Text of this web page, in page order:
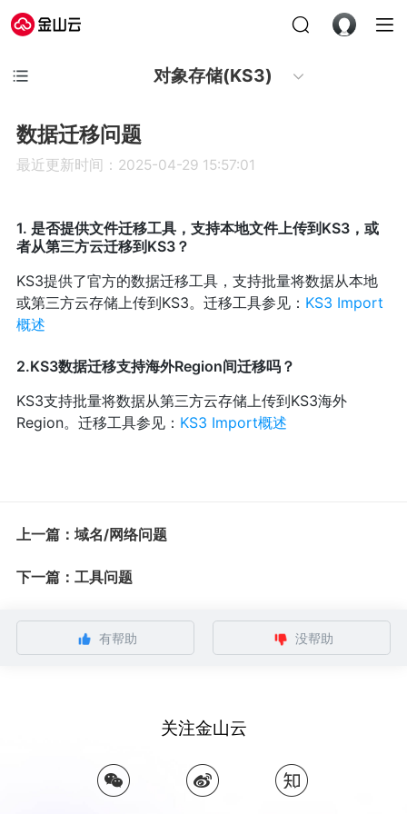
对象存储(KS3)
数据迁移问题
最近更新时间：2025-04-29 15:57:01
1. 是否提供文件迁移工具，支持本地文件上传到KS3，或
者从第三方云迁移到KS3？
KS3提供了官方的数据迁移工具，支持批量将数据从本地
或第三方云存储上传到KS3。迁移工具参见： KS3 Import
概述
2.KS3数据迁移支持海外Region间迁移吗？
KS3支持批量将数据从第三方云存储上传到KS3海外
Region。迁移工具参见： KS3 Import概述
上一篇：域名/网络问题
下一篇：工具问题
有帮助 没帮助
关注金山云